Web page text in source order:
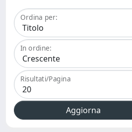
Ordina per:
In ordine:
Risultati/Pagina